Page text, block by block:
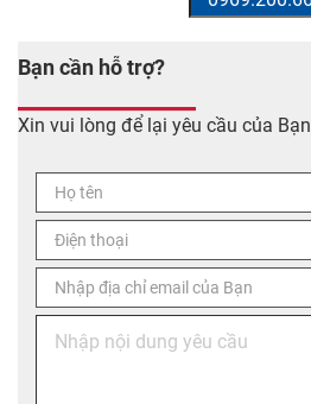
Bạn cần hỗ trợ?
Xin vui lòng để lại yêu cầu của Bạn